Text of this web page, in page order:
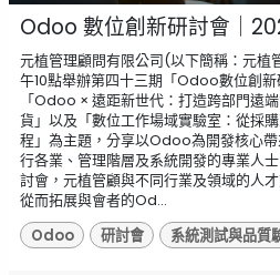
Odoo 數位創新研討會｜
元植管理顧問有限公司(以下簡稱：元
午10點舉辦第四十三期「Odoo數位創
「Odoo × 遠距新世代：打造跨部門遠
貨」以及「數位工作場域實驗室：從採
程」為主題，分享以Odoo為開發核心
行各業、管理階層及系統開發的專業人
討會，元植管顧與不同行業及領域的人
從而拓展與會者的Od...
Odoo
研討會 系統測試與品質